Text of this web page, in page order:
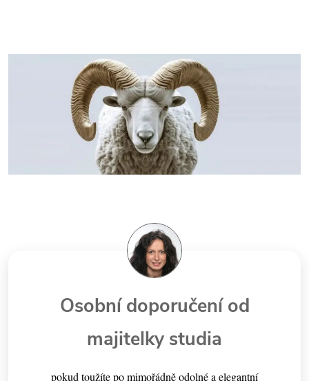
Osobní doporučení od
majitelky studia
pokud toužíte po mimořádně odolné a elegantní